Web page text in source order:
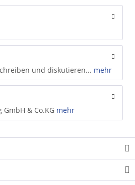
und diskutieren... mehr
& Co.KG mehr